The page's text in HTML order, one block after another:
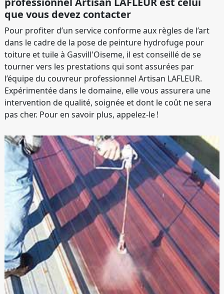
que vous devez contacter
Pour profiter d’un service conforme aux règles de l’art
dans le cadre de la pose de peinture hydrofuge pour
toiture et tuile à Gasvill'Oiseme, il est conseillé de se
tourner vers les prestations qui sont assurées par
l’équipe du couvreur professionnel Artisan LAFLEUR.
Expérimentée dans le domaine, elle vous assurera une
intervention de qualité, soignée et dont le coût ne sera
pas cher. Pour en savoir plus, appelez-le !